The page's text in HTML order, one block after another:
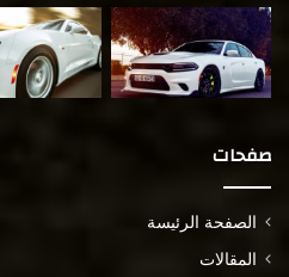
صفحات
الصفحة الرئيسة
المقالات